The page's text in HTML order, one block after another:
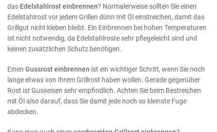
das Edelstahlrost einbrennen? Normalerweise sollten Sie einen
Edelstahlrost vor jedem Grillen dünn mit Öl einstreichen, damit das
Grillgut nicht kleben bleibt. Ein Einbrennen bei hohen Temperaturen
ist nicht notwendig, da Edelstahlroste sehr pflegeleicht sind und
keinen zusätzlichen Schutz benötigen.
Einen Gussrosteinbrennen ist ein wichtiger Schritt, wenn Sie noch
lange etwas von Ihrem Grillrost haben wollen. Gerade gegenüber
Rost ist Gusseisen sehr empfindlich. Achten Sie beim Bestreichen
mit Öl also darauf, dass Sie damit jede noch so kleinste Fuge
abdecken.